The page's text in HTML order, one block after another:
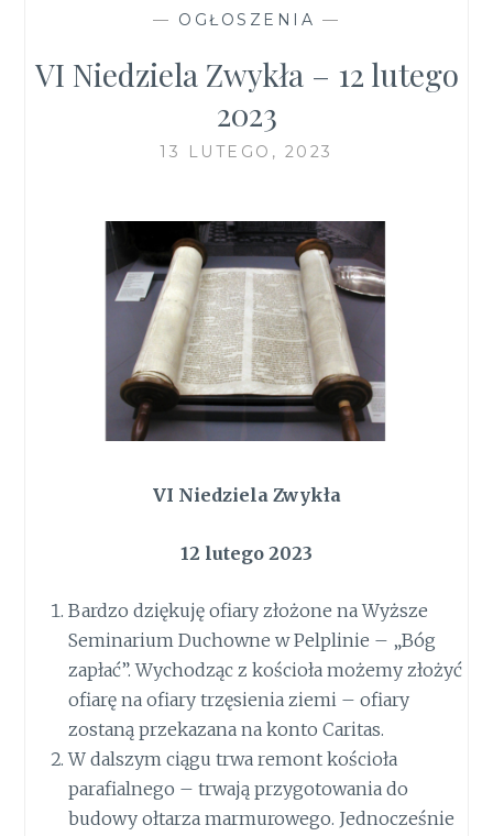
— OGŁOSZENIA —
VI Niedziela Zwykła – 12 lutego
2023
13 LUTEGO, 2023
VI Niedziela Zwykła
12 lutego 2023
Bardzo dziękuję ofiary złożone na Wyższe
Seminarium Duchowne w Pelplinie – „Bóg
zapłać”. Wychodząc z kościoła możemy złożyć
ofiarę na ofiary trzęsienia ziemi – ofiary
zostaną przekazana na konto Caritas.
W dalszym ciągu trwa remont kościoła
parafialnego – trwają przygotowania do
budowy ołtarza marmurowego. Jednocześnie